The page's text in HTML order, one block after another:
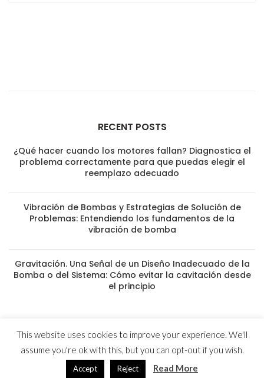
RECENT POSTS
¿Qué hacer cuando los motores fallan? Diagnostica el
problema correctamente para que puedas elegir el
reemplazo adecuado
Vibración de Bombas y Estrategias de Solución de
Problemas: Entendiendo los fundamentos de la
vibración de bomba
Gravitación. Una Señal de un Diseño Inadecuado de la
Bomba o del Sistema: Cómo evitar la cavitación desde
el principio
© 2023 MYG Inc - Motores y Generadores
Usuarios hoy : 375
Usuarios ayer : 1176
This website uses cookies to improve your experience. We'll
assume you're ok with this, but you can opt-out if you wish.
Accept Reject Read More